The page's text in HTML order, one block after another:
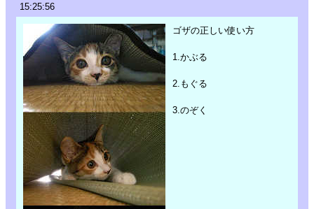
15:25:56
ゴザの正しい使い方
1.かぶる
2.もぐる
3.のぞく